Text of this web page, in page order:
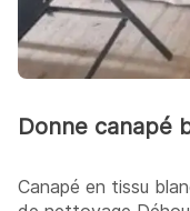
Donne canapé
Canapé en tissu